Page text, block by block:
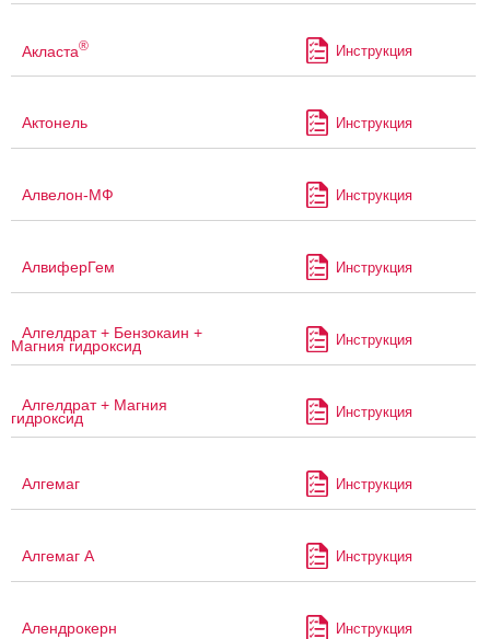
Акласта® Инструкция
Актонель Инструкция
Алвелон-МФ Инструкция
АлвиферГем Инструкция
Алгелдрат + Бензокаин +
Магния гидроксид Инструкция
Алгелдрат + Магния
гидроксид Инструкция
Алгемаг Инструкция
Алгемаг А Инструкция
Алендрокерн Инструкция